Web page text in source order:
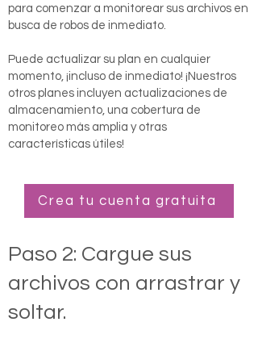
para comenzar a monitorear sus archivos en
busca de robos de inmediato.
Puede actualizar su plan en cualquier
momento, ¡incluso de inmediato! ¡Nuestros
otros planes incluyen actualizaciones de
almacenamiento, una cobertura de
monitoreo más amplia y otras
características útiles!
Crea tu cuenta gratuita
Paso 2: Cargue sus
archivos con arrastrar y
soltar.